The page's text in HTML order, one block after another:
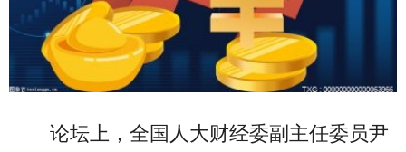
论坛上，全国人大财经委副主任委员尹